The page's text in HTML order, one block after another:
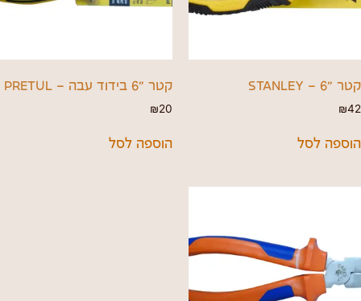
קטר "6 – STANLEY
₪42
הוספה לסל
קטר "6 בידוד עבה – PRETUL
₪20
הוספה לסל